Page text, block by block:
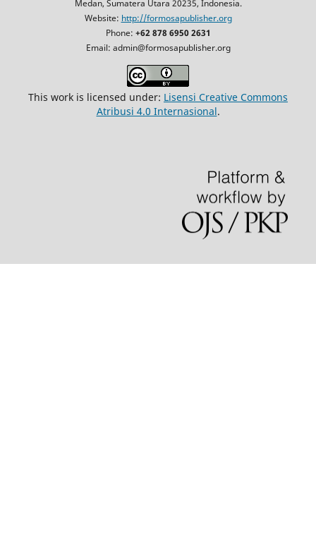
Medan, Sumatera Utara 20235, Indonesia.
Website: http://formosapublisher.org
Phone: +62 878 6950 2631
Email: admin@formosapublisher.org
This work is licensed under: Lisensi Creative Commons
Atribusi 4.0 Internasional.